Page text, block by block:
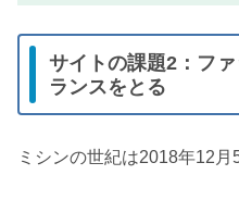
サイトの課題2：フ
ランスをとる
ミシンの世紀は2018年12月